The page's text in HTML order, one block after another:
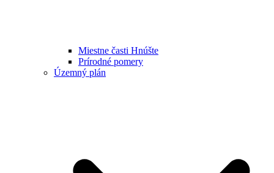
Miestne časti Hnúšte
Prírodné pomery
Územný plán